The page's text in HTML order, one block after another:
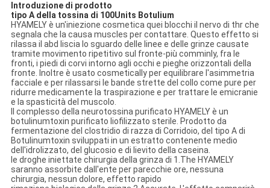
Introduzione di prodotto
tipo A della tossina di 100Units Botulium
HYAMELY è un'iniezione cosmetica quei blocchi il nervo di thr che
segnala che la causa muscles per contattare. Questo effetto si
rilassa il abd liscia lo sguardo delle linee e delle grinze causate
tramite movimento ripetitivo sul fronte-più comminly, fra le
fronti, i piedi di corvi intorno agli occhi e pieghe orizzontali della
fronte. Inoltre è usato cosmetically per equilibrare l'asimmetria
facciale e per rilassarsi le bande strette del collo come pure per
ridurre medicamente la traspirazione e per trattare le emicranie
e la spasticità del muscolo.
Il complesso della neurotossina purificato HYAMELY è un
botulinumtoxin purificato liofilizzato sterile. Prodotto da
fermentazione del clostridio di razza di Corridoio, del tipo A di
Botulinumtoxin sviluppati in un estratto contenente medio
dell'idrolizzato, del glucosio e di lievito della caseina.
le droghe iniettate chirurgia della grinza di 1.The HYAMELY
saranno assorbite dall'ente per parecchie ore, nessuna
chirurgia, nessun dolore, effetto rapido